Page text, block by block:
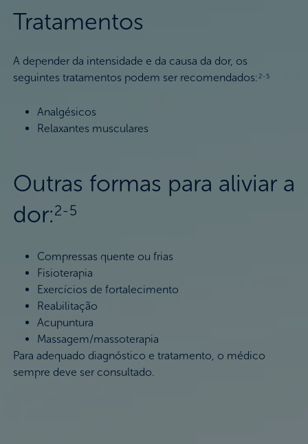
Tratamentos
A depender da intensidade e da causa da dor, os
seguintes tratamentos podem ser recomendados: 2-5
Analgésicos
Relaxantes musculares
Outras formas para aliviar a
dor:2-5
Compressas quente ou frias
Fisioterapia
Exercícios de fortalecimento
Reabilitação
Acupuntura
Massagem/massoterapia
Para adequado diagnóstico e tratamento, o médico
sempre deve ser consultado.